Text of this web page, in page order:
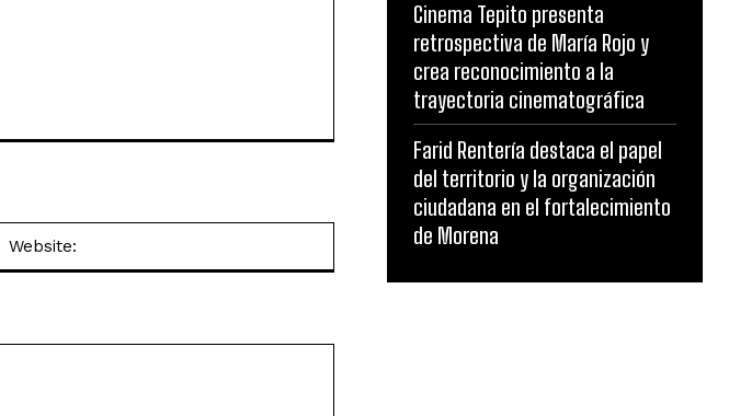
Cinema Tepito presenta
retrospectiva de María Rojo y
crea reconocimiento a la
trayectoria cinematográfica
Farid Rentería destaca el papel
del territorio y la organización
ciudadana en el fortalecimiento
de Morena